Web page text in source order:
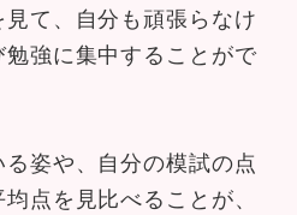
て、自分も頑張らなけ
強に集中することがで
姿や、自分の模試の点
点を見比べることが、